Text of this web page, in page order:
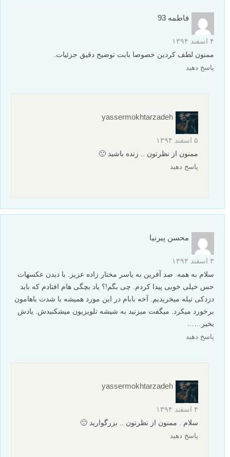
فاطمه 93
۴ اسفند ۱۳۹۴
ممنون لطف کردین خصوصا بابت توضیح دقیق جزئیات.
پاسخ دهید
yassermokhtarzadeh
۵ اسفند ۱۳۹۴
ممنون از نظرتون .. زنده باشید 🙂
پاسخ دهید
محسن پیرنیا
۳ اسفند ۱۳۹۴
سلام به همه. صد آفرین به یاسر مختار زاده عزیز. با دیدن عکسهات
حس خیلی خوبی پیدا کردم. چی بگم!؟ یاد بچگی هام افتادم که باید
دزدکی تیله میخریدیم. آخه بابام در این مورد همیشه با شدت باهامون
برخورد میکرد. میگفت میزنید به شیشه تلویزیون میشکنیدش. یادش
بخیر……
پاسخ دهید
yassermokhtarzadeh
۴ اسفند ۱۳۹۴
سلام . ممنون از نظرتون .. بزرگوارید 🙂
پاسخ دهید